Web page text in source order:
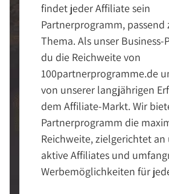
findet jeder Affiliate sein
Partnerprogramm, passend
Thema. Als unser
du die Reichweite von
100partnerprogramme.de
von unserer langjährigen
dem Affiliate-Markt. Wir
Partnerprogramm die
Reichweite, zielgerichtet an
aktive Affiliates und
Werbemöglichkeiten für